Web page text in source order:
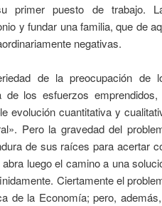
primer puesto de trabajo.
y fundar una familia, que de
negativas.
de la preocupación de
los esfuerzos emprendidos,
evolución cuantitativa y
Pero la gravedad del
de sus raíces para acertar
luego el camino a una
Ciertamente el
de la Economía; pero,